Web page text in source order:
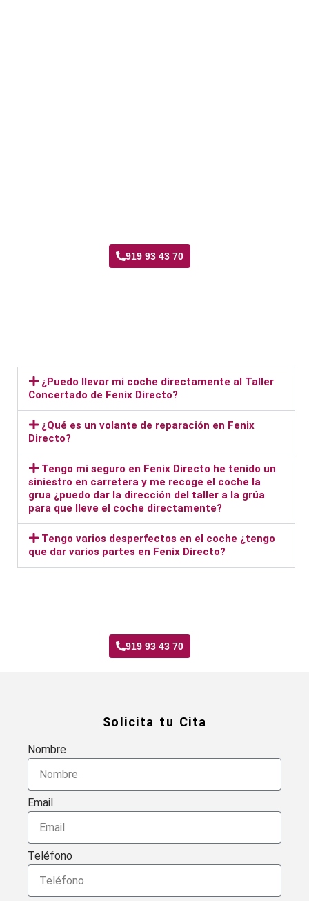
919 93 43 70
¿Puedo llevar mi coche directamente al Taller
Concertado de Fenix Directo?
¿Qué es un volante de reparación en Fenix
Directo?
Tengo mi seguro en Fenix Directo he tenido un
siniestro en carretera y me recoge el coche la
grua ¿puedo dar la dirección del taller a la grúa
para que lleve el coche directamente?
Tengo varios desperfectos en el coche ¿tengo
que dar varios partes en Fenix Directo?
919 93 43 70
Solicita tu Cita
Nombre
Email
Teléfono